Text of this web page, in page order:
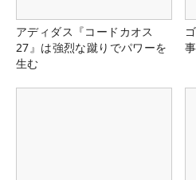
アディダス『コードカオス
27』は強烈な蹴りでパワーを
生む